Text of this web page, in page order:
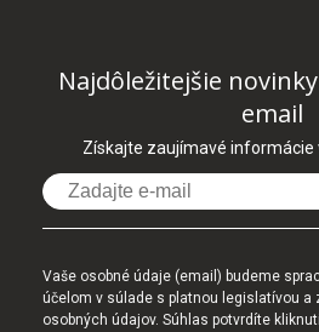
Najdôležitejšie
email
Získajte zaujímavé informácie
Vaše osobné údaje (email) budeme
účelom v súlade s platnou legislatívou a
osobných údajov. Súhlas potvrdíte